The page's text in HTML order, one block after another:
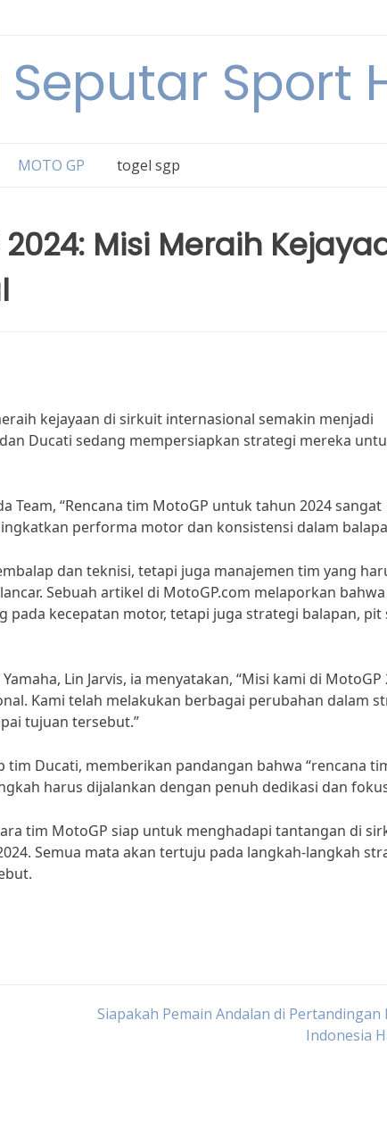
Sport
MOTO GP togel sgp
Misi Meraih
kejayaan di sirkuit internasional semakin menjadi
Ducati sedang mempersiapkan strategi mereka
Team, “Rencana tim MotoGP untuk tahun 2024 sangat
performa motor dan konsistensi dalam
dan teknisi, tetapi juga manajemen tim yang
Sebuah artikel di MotoGP.com melaporkan bahwa
pada kecepatan motor, tetapi juga strategi balapan, pit
Lin Jarvis, ia menyatakan, “Misi kami di MotoGP
Kami telah melakukan berbagai perubahan dalam
tujuan tersebut.”
Ducati, memberikan pandangan bahwa “rencana
harus dijalankan dengan penuh dedikasi dan
tim MotoGP siap untuk menghadapi tantangan di
Semua mata akan tertuju pada langkah-langkah
Siapakah Pemain Andalan di Pertandingan
Indonesia